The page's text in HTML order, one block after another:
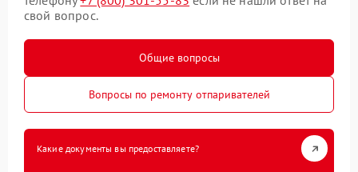
свой вопрос.
Общие вопросы
Вопросы по ремонту отпаривателей
Какие документы вы предоставляете?